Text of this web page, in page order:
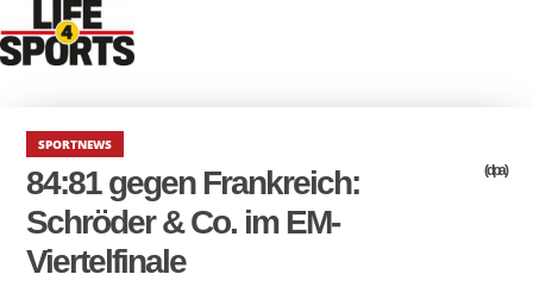
SPORTNEWS
84:81 gegen Frankreich:
Schröder & Co. im EM-
Viertelfinale
(dpa)